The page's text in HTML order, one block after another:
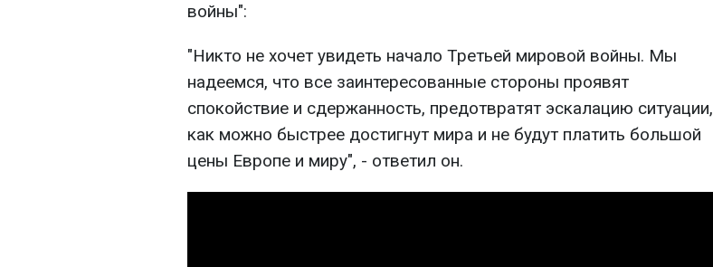
войны":
"Никто не хочет увидеть начало Третьей мировой войны. Мы
надеемся, что все заинтересованные стороны проявят
спокойствие и сдержанность, предотвратят эскалацию ситуации,
как можно быстрее достигнут мира и не будут платить большой
цены Европе и миру", - ответил он.